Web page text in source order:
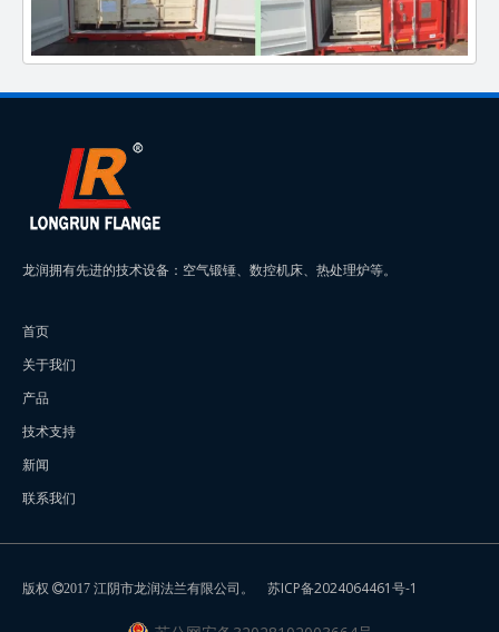
龙润拥有先进的技术设备：空气锻锤、数控机床、热处理炉等。
首页
关于我们
产品
技术支持
新闻
联系我们
版权 2017 江阴市龙润法兰有限公司。 苏ICP备2024064461号-1